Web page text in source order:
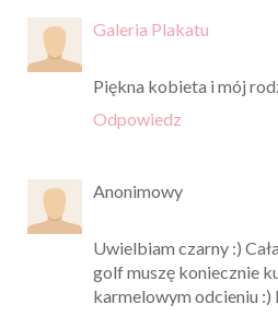
Galeria Plakatu
Piękna kobieta i mój
Odpowiedz
Anonimowy
Uwielbiam czarny :)
golf muszę koniecznie
karmelowym odcieniu :)